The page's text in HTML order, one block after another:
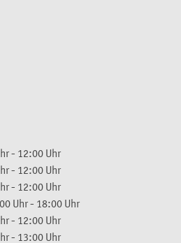
- 12:00 Uhr
- 12:00 Uhr
- 12:00 Uhr
Uhr- 18:00 Uhr
- 12:00 Uhr
- 13:00 Uhr